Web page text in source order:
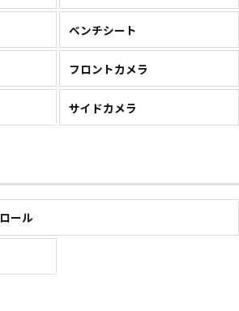
ベンチシート
フロントカメラ
サイドカメラ
ール